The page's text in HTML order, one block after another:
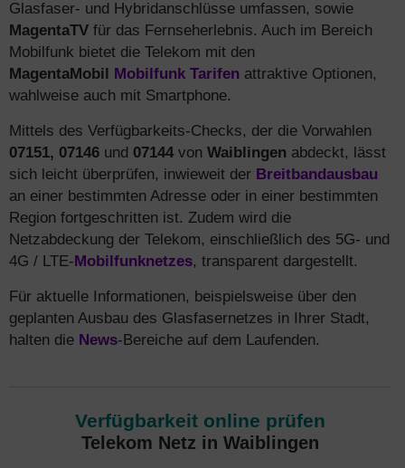
Glasfaser- und Hybridanschlüsse umfassen, sowie
MagentaTV für das Fernseherlebnis. Auch im Bereich
Mobilfunk bietet die Telekom mit den
MagentaMobil Mobilfunk Tarifen attraktive Optionen,
wahlweise auch mit Smartphone.
Mittels des Verfügbarkeits-Checks, der die Vorwahlen
07151, 07146 und 07144 von Waiblingen abdeckt, lässt
sich leicht überprüfen, inwieweit der Breitbandausbau
an einer bestimmten Adresse oder in einer bestimmten
Region fortgeschritten ist. Zudem wird die
Netzabdeckung der Telekom, einschließlich des 5G- und
4G / LTE-Mobilfunknetzes, transparent dargestellt.
Für aktuelle Informationen, beispielsweise über den
geplanten Ausbau des Glasfasernetzes in Ihrer Stadt,
halten die News-Bereiche auf dem Laufenden.
Verfügbarkeit online prüfen
Telekom Netz in Waiblingen